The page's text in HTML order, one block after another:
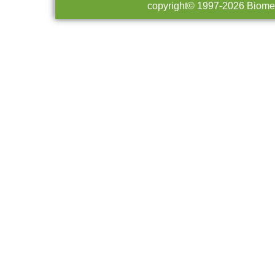
copyright© 1997-2026